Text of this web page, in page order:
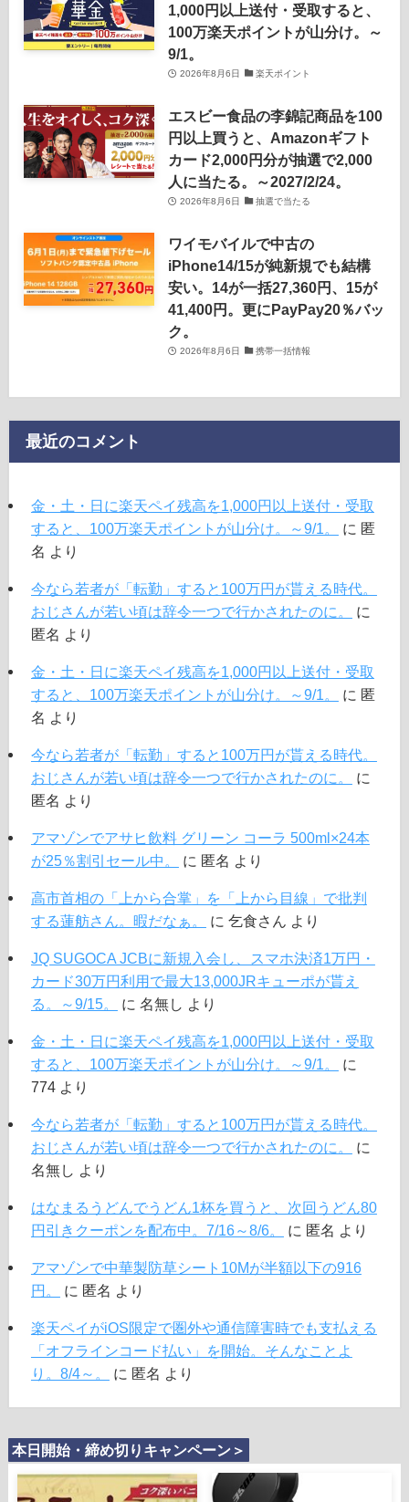
1,000円以上送付・受取すると、
100万楽天ポイントが山分け。～
9/1。
2026年8月6日 楽天ポイント
エスビー食品の李錦記商品を100
円以上買うと、Amazonギフト
カード2,000円分が抽選で2,000
人に当たる。～2027/2/24。
2026年8月6日 抽選で当たる
ワイモバイルで中古の
iPhone14/15が純新規でも結構
安い。14が一括27,360円、15が
41,400円。更にPayPay20％バッ
ク。
2026年8月6日 携帯一括情報
最近のコメント
金・土・日に楽天ペイ残高を1,000円以上送付・受取
すると、100万楽天ポイントが山分け。～9/1。
に 匿
名 より
今なら若者が「転勤」すると100万円が貰える時代。
おじさんが若い頃は辞令一つで行かされたのに。
に
匿名 より
金・土・日に楽天ペイ残高を1,000円以上送付・受取
すると、100万楽天ポイントが山分け。～9/1。
に 匿
名 より
今なら若者が「転勤」すると100万円が貰える時代。
おじさんが若い頃は辞令一つで行かされたのに。
に
匿名 より
アマゾンでアサヒ飲料 グリーン コーラ 500ml×24本
が25％割引セール中。
に 匿名 より
高市首相の「上から合掌」を「上から目線」で批判
する蓮舫さん。暇だなぁ。
に 乞食さん より
JQ SUGOCA JCBに新規入会し、スマホ決済1万円・
カード30万円利用で最大13,000JRキューポが貰え
る。～9/15。
に 名無し より
金・土・日に楽天ペイ残高を1,000円以上送付・受取
すると、100万楽天ポイントが山分け。～9/1。
に
774より
今なら若者が「転勤」すると100万円が貰える時代。
おじさんが若い頃は辞令一つで行かされたのに。
に
名無し より
はなまるうどんでうどん1杯を買うと、次回うどん80
円引きクーポンを配布中。7/16～8/6。
に 匿名 より
アマゾンで中華製防草シート10Mが半額以下の916
円。
に 匿名 より
楽天ペイがiOS限定で圏外や通信障害時でも支払える
「オフラインコード払い」を開始。そんなことよ
り。8/4～。
に 匿名 より
本日開始・締め切りキャンペーン＞